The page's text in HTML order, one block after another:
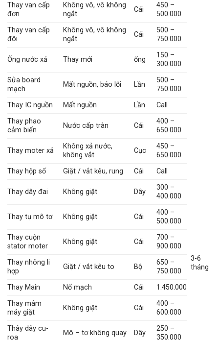
3-6
tháng
Thay van cấp
đơn
Không vô, vô không
ngắt
Cái
450 –
500.000
Thay van cấp
đôi
Không vô, vô không
ngắt
Cái
500 –
750.000
Ống nước xả Thay mới ống
150 –
300.000
Sửa board
mạch
Mất nguồn, báo lỗi Lần
500 –
750.000
Thay IC nguồn
Mất nguồn Lần
Call
Thay phao
cảm biến
Nước cấp tràn Cái
400 –
650.000
Thay moter xả
Không xả nước,
không vắt
Cục
450 –
650.000
Thay hộp số
Giặt / vắt kêu, rung Cái Call
Thay dây đai Không giặt Dây
300 –
400.000
Thay tụ mô tơ Không giặt Cái
400 –
500.000
Thay cuộn
stator moter
Không giặt Cái
700 –
900.000
Thay nhông li
hợp
Giặt / vắt kêu to Bộ
650 –
750.000
Thay Main
Nổ mạch Cái
1.450.000
Thay mâm
máy giặt
Không giặt Cái
400 –
600.000
Thây dây cu-
roa
Mô – tơ không quay Dây
250 –
350.000